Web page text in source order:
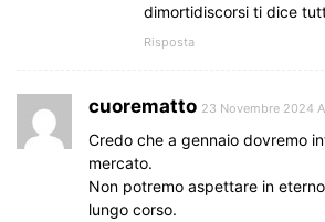
dimortidiscorsi ti dice
Risposta
cuorematto 23 Novembre 2024
Credo che a gennaio dovremo
mercato.
Non potremo aspettare in
lungo corso.